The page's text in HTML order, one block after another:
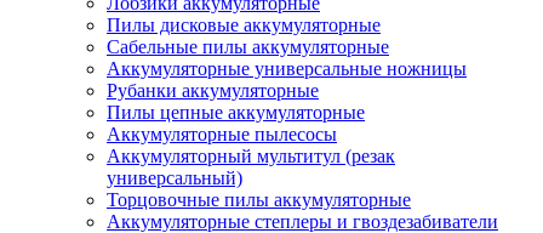
Пилы дисковые аккумуляторные
Сабельные пилы аккумуляторные
Аккумуляторные универсальные ножницы
Рубанки аккумуляторные
Пилы цепные аккумуляторные
Аккумуляторные пылесосы
Аккумуляторный мультитул (резак
универсальный)
Торцовочные пилы аккумуляторные
Аккумуляторные степлеры и гвоздезабиватели